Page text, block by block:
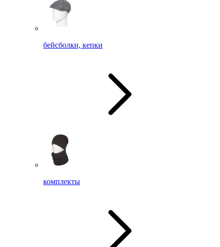
бейсболки, кепки
комплекты